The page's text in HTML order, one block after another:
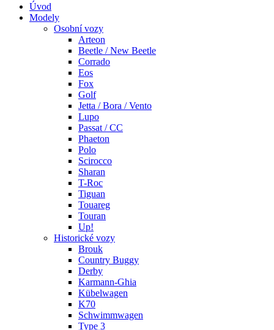
Úvod
Modely
Osobní vozy
Arteon
Beetle / New Beetle
Corrado
Eos
Fox
Golf
Jetta / Bora / Vento
Lupo
Passat / CC
Phaeton
Polo
Scirocco
Sharan
T-Roc
Tiguan
Touareg
Touran
Up!
Historické vozy
Brouk
Country Buggy
Derby
Karmann-Ghia
Kübelwagen
K70
Schwimmwagen
Type 3